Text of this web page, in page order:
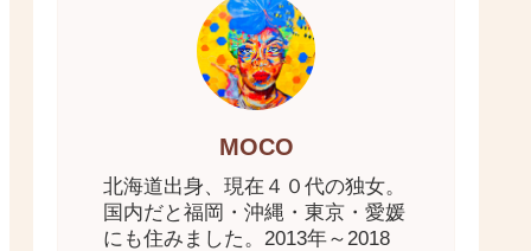
MOCO
北海道出身、現在４０代の独女。
国内だと福岡・沖縄・東京・愛媛
にも住みました。2013年～2018